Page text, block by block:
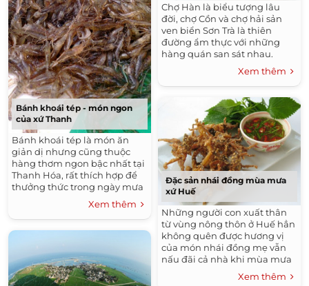
Bánh khoái tép - món ngon
của xứ Thanh
Bánh khoái tép là món ăn
giản dị nhưng cũng thuộc
hàng thơm ngon bậc nhất tại
Thanh Hóa, rất thích hợp để
thưởng thức trong ngày mưa
Xem thêm
Chợ Hàn là biểu tượng lâu
đời, chợ Cồn và chợ hải sản
ven biển Sơn Trà là thiên
đường ẩm thực với những
hàng quán san sát nhau.
Xem thêm
Đặc sản nhái đồng mùa mưa
xứ Huế
Những người con xuất thân
từ vùng nông thôn ở Huế hẳn
không quên được hương vị
của món nhái đồng mẹ vẫn
nấu đãi cả nhà khi mùa mưa
Xem thêm